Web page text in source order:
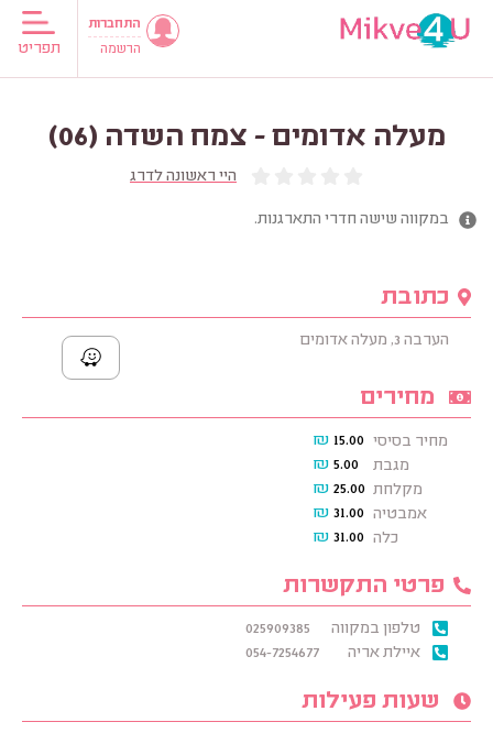
תפריט
התחברות
הרשמה
מעלה אדומים - צמח השדה (06)
היי ראשונה לדרג
במקווה שישה חדרי התארגנות.
כתובת
הערבה 3, מעלה אדומים
מחירים
מחיר בסיסי 15.00
₪
מגבת
5.00
₪
מקלחת 25.00
₪
אמבטיה 31.00
₪
כלה 31.00
₪
פרטי התקשרות
טלפון במקווה
025909385
איילת אריה
054-7254677
שעות פעילות